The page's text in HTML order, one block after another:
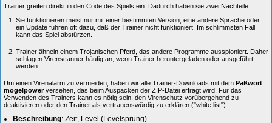
Trainer greifen direkt in den Code des Spiels ein. Dadurch haben sie zwei Nachteile.
Sie funktionieren meist nur mit einer bestimmten Version; eine andere Sprache oder
ein Update führen oft dazu, daß der Trainer nicht funktioniert. Im schlimmsten Fall
kann das Spiel abstürzen.
Trainer ähneln einem Trojanischen Pferd, das andere Programme ausspioniert. Daher
schlagen Virenscanner häufig an, wenn Trainer heruntergeladen oder ausgeführt
werden.
Um einen Virenalarm zu vermeiden, haben wir alle Trainer-Downloads mit dem Paßwort
mogelpowerversehen, das beim Auspacken der ZIP-Datei erfragt wird. Für das
Verwenden des Trainers kann es nötig sein, den Virenschutz vorübergehend zu
deaktivieren oder den Trainer als vertrauenswürdig zu erklären ("white list").
Beschreibung: Zeit, Level (Levelsprung)